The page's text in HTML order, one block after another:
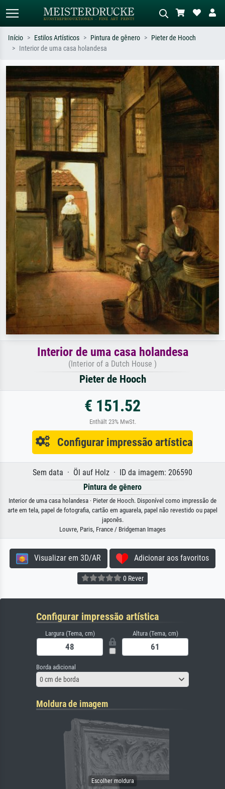
Pesquise por artista, título ou estilo –
ex: Monet, Noite Estrelada,
impressionismo, onda de Hokusai, nu.
Descreva a cena – ex: prado verde,
abstrato com muito vermelho, pintura
a óleo escura, nu em pé ao lado de
uma árvore.
Início Estilos Artísticos Pintura de gênero
Pieter de Hooch
Interior de uma casa holandesa
Interior de uma casa holandesa
(Interior of a Dutch House )
Pieter de Hooch
€ 151.52
Enthält 23% MwSt.
Configurar impressão artística
Sem data · Öl auf Holz · ID da imagem: 206590
Pintura de gênero
Interior de uma casa holandesa · Pieter de Hooch. Disponível como impressão de
arte em tela, papel de fotografia, cartão em aguarela, papel não revestido ou papel
japonês.
Louvre, Paris, France / Bridgeman Images
Visualizar em 3D/AR Adicionar aos favoritos
0 Rever
Configurar impressão artística
Largura (Tema, cm) Altura (Tema, cm)
Borda adicional
0 cm de borda
Moldura de imagem